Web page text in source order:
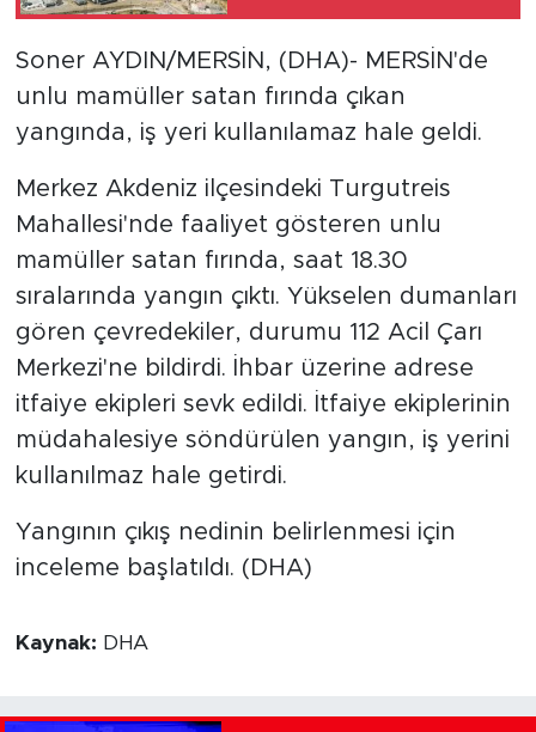
oluşturuldu
Soner AYDIN/MERSİN, (DHA)- MERSİN'de
unlu mamüller satan fırında çıkan
yangında, iş yeri kullanılamaz hale geldi.
Merkez Akdeniz ilçesindeki Turgutreis
Mahallesi'nde faaliyet gösteren unlu
mamüller satan fırında, saat 18.30
sıralarında yangın çıktı. Yükselen dumanları
gören çevredekiler, durumu 112 Acil Çarı
Merkezi'ne bildirdi. İhbar üzerine adrese
itfaiye ekipleri sevk edildi. İtfaiye ekiplerinin
müdahalesiye söndürülen yangın, iş yerini
kullanılmaz hale getirdi.
Yangının çıkış nedinin belirlenmesi için
inceleme başlatıldı. (DHA)
Kaynak: DHA